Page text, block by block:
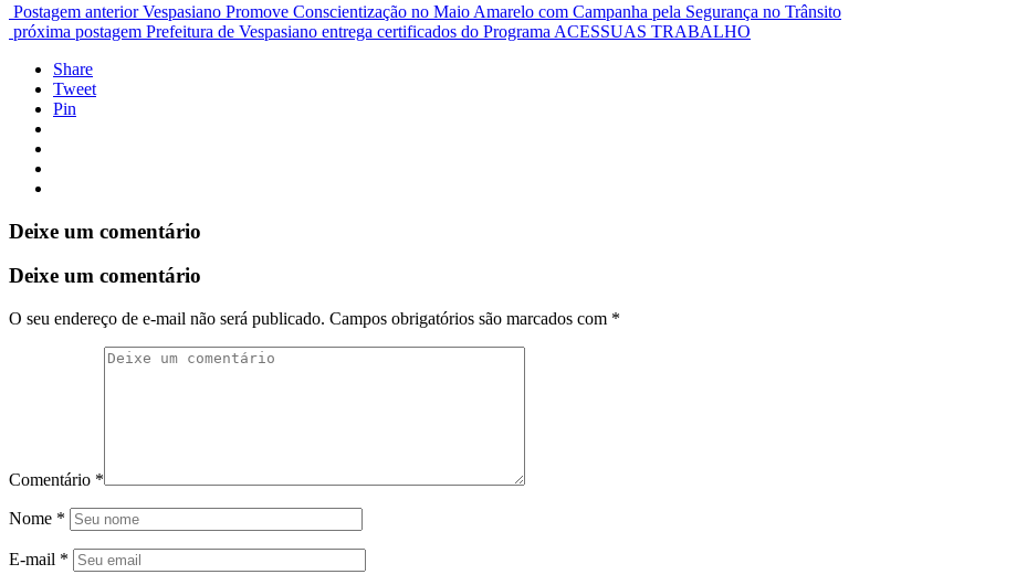
Postagem anterior Vespasiano Promove Conscientização no Maio Amarelo com Campanha pela Segurança no Trânsito
próxima postagem Prefeitura de Vespasiano entrega certificados do Programa ACESSUAS TRABALHO
Share
Tweet
Pin
Deixe um comentário
Deixe um comentário
O seu endereço de e-mail não será publicado. Campos obrigatórios são marcados com *
Comentário *
Nome *
E-mail *